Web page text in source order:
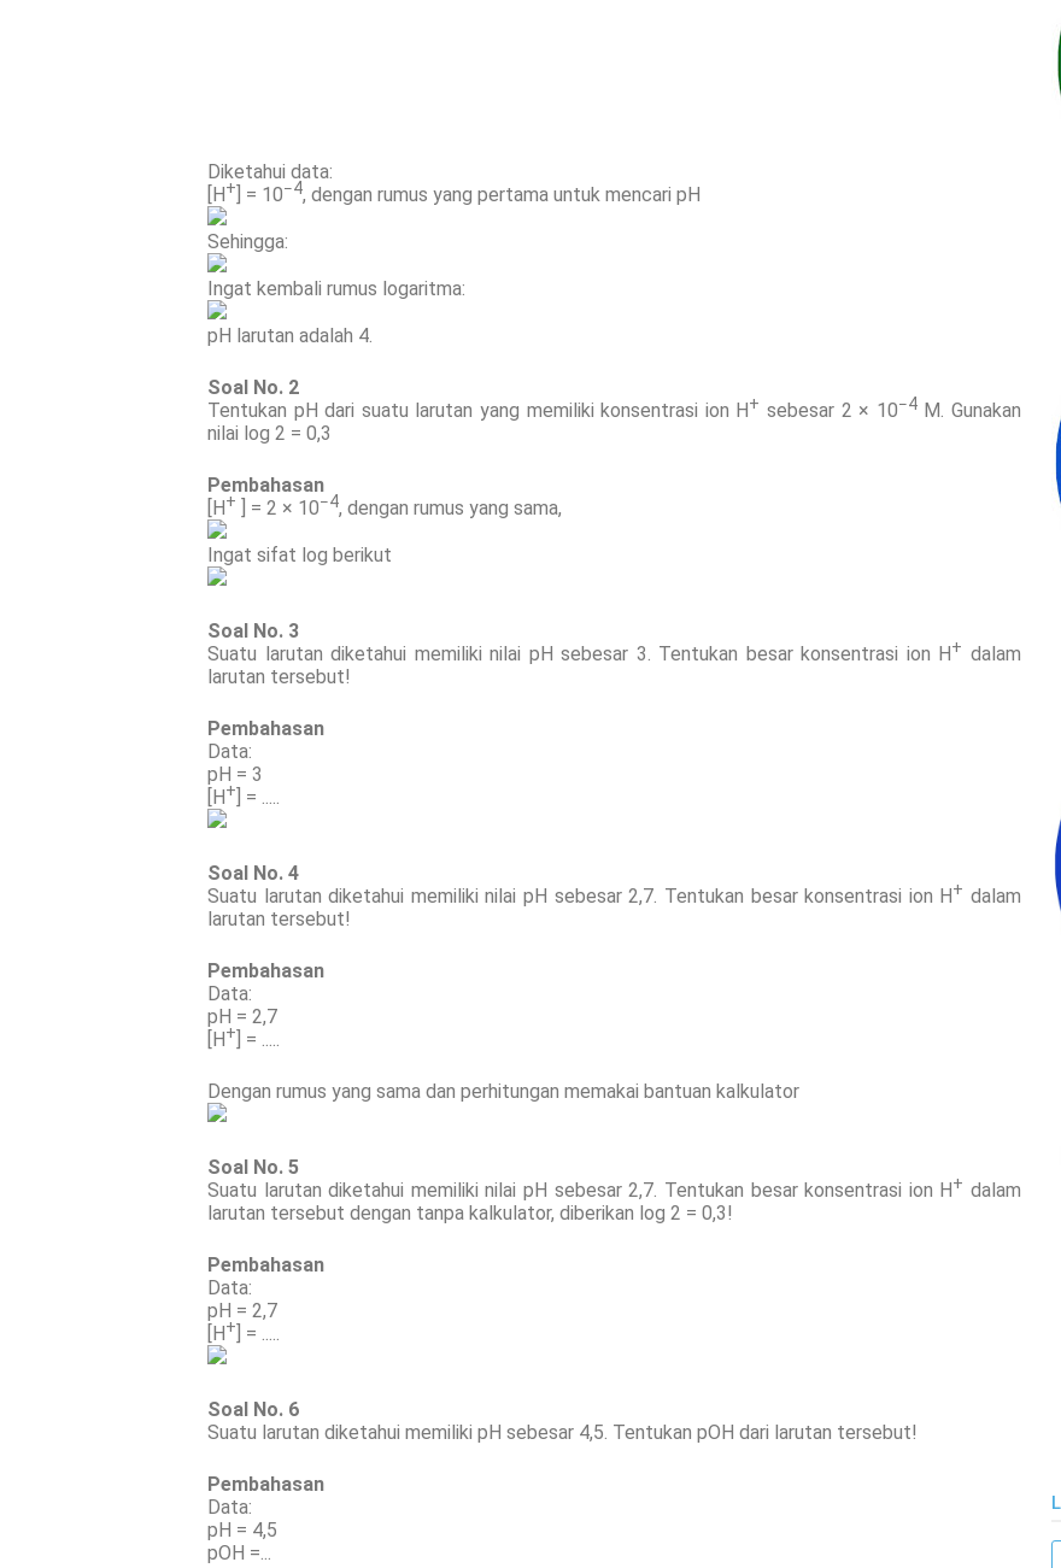
Diketahui data:
[H+ ] = 10−4, dengan rumus yang pertama untuk mencari pH
Sehingga:
Ingat kembali rumus logaritma:
pH larutan adalah 4.
Soal No. 2
Tentukan pH dari suatu larutan yang memiliki konsentrasi ion H+ sebesar 2 × 10−4M. Gunakan
nilai log 2 = 0,3
Pembahasan
[H+ ] = 2 × 10−4, dengan rumus yang sama,
Ingat sifat log berikut
Soal No. 3
Suatu larutan diketahui memiliki nilai pH sebesar 3. Tentukan besar konsentrasi ion H+ dalam
larutan tersebut!
Pembahasan
Data:
pH = 3
[H+ ] = .....
Soal No. 4
Suatu larutan diketahui memiliki nilai pH sebesar 2,7. Tentukan besar konsentrasi ion H+ dalam
larutan tersebut!
Pembahasan
Data:
pH = 2,7
[H+ ] = .....
Dengan rumus yang sama dan perhitungan memakai bantuan kalkulator
Soal No. 5
Suatu larutan diketahui memiliki nilai pH sebesar 2,7. Tentukan besar konsentrasi ion H+ dalam
larutan tersebut dengan tanpa kalkulator, diberikan log 2 = 0,3!
Pembahasan
Data:
pH = 2,7
[H+ ] = .....
Soal No. 6
Suatu larutan diketahui memiliki pH sebesar 4,5. Tentukan pOH dari larutan tersebut!
Pembahasan
Data:
pH = 4,5
pOH =...